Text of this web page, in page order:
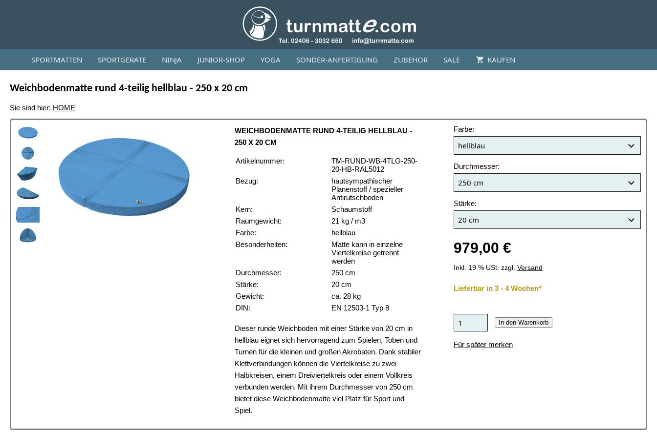
SPORTMATTEN SPORTGERÄTE NINJA JUNIOR-SHOP YOGA SONDER-ANFERTIGUNG ZUBEHÖR SALE KAUFEN
Weichbodenmatte rund 4-teilig hellblau - 250 x 20 cm
Sie sind hier: HOME
WEICHBODENMATTE RUND 4-TEILIG HELLBLAU -
250 X 20 CM
Artikelnummer:
TM-RUND-WB-4TLG-250-
20-HB-RAL5012
Bezug:
hautsympathischer
Planenstoff / spezieller
Antirutschboden
Kern:
Schaumstoff
Raumgewicht:
21 kg / m3
Farbe:
hellblau
Besonderheiten:
Matte kann in einzelne
Viertelkreise getrennt
werden
Durchmesser:
250 cm
Stärke:
20 cm
Gewicht:
ca. 28 kg
DIN:
EN 12503-1 Typ 8
Dieser runde Weichboden mit einer Stärke von 20 cm in
hellblau eignet sich hervorragend zum Spielen, Toben und
Turnen für die kleinen und großen Akrobaten. Dank stabiler
Klettverbindungen können die Viertelkreise zu zwei
Halbkreisen, einem Dreiviertelkreis oder einem Vollkreis
verbunden werden. Mit ihrem Durchmesser von 250 cm
bietet diese Weichbodenmatte viel Platz für Sport und
Spiel.
Farbe:
Durchmesser:
Stärke:
979,00 €
Inkl. 19 % USt. zzgl. Versand
Lieferbar in 3 - 4 Wochen*
In den Warenkorb
Für später merken